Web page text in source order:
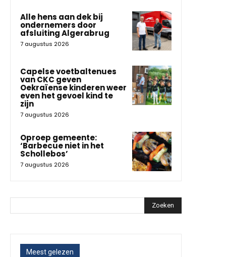
Alle hens aan dek bij
ondernemers door
afsluiting Algerabrug
7 augustus 2026
Capelse voetbaltenues
van CKC geven
Oekraïense kinderen weer
even het gevoel kind te
zijn
7 augustus 2026
Oproep gemeente:
‘Barbecue niet in het
Schollebos’
7 augustus 2026
Zoeken
Meest gelezen